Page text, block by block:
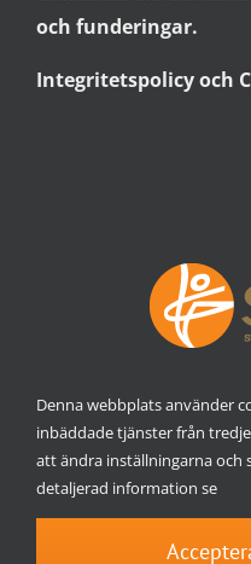
och funderingar.
Integritetspolicy och
Denna webbplats använder
inbäddade tjänster från
att ändra inställningarna och
detaljerad information se